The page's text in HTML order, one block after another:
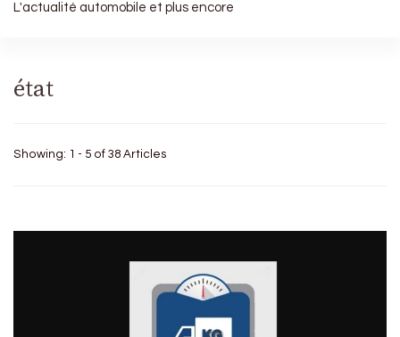
L'actualité automobile et plus encore
état
Showing: 1 - 5 of 38 Articles